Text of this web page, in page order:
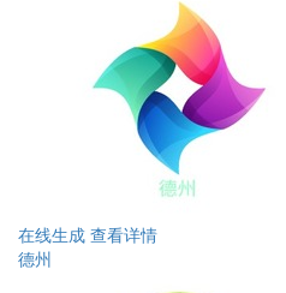
在线生成 查看详情
德州